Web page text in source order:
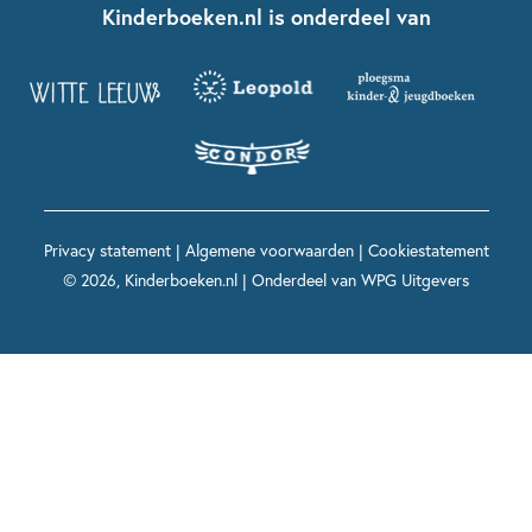
Kinderboeken diversiteit
Grappige kinderboeken
Spannende kinderboeken
Boekentips 12+ jaar
Voor volwassenen
Spekkie en Sproet
Maxi & Helium
Voor het onderwijs
Kinderboeken.nl is onderdeel van
Privacy statement| Algemene voorwaarden| Cookiestatement
© 2026, Kinderboeken.nl | Onderdeel van WPG Uitgevers